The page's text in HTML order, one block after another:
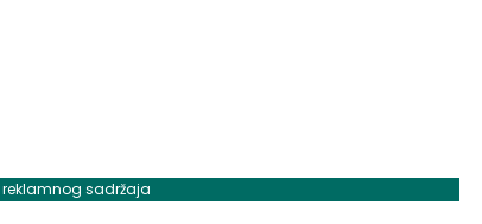
reklamnog sadržaja